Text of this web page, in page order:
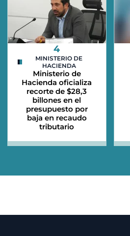
4
MINISTERIO DE
HACIENDA
Ministerio de
Hacienda oficializa
recorte de $28,3
billones en el
presupuesto por
baja en recaudo
tributario